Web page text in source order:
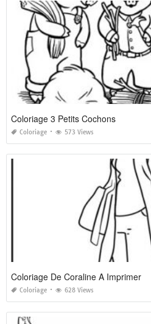
Coloriage 3 Petits Cochons
Coloriage 573 Views
Coloriage De Coraline A Imprimer
Coloriage 628 Views